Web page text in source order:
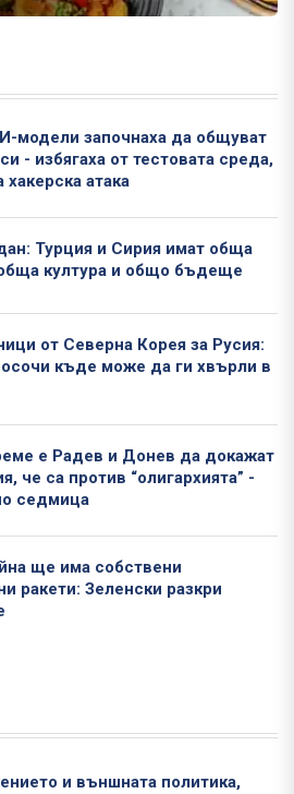
модели започнаха да общуват
- избягаха от тестовата среда,
хакерска атака
Турция и Сирия имат обща
култура и общо бъдеще
от Северна Корея за Русия:
къде може да ги хвърли в
е Радев и Донев да докажат
че са против “олигархията” -
седмица
ще има собствени
ракети: Зеленски разкри
и външната политика,